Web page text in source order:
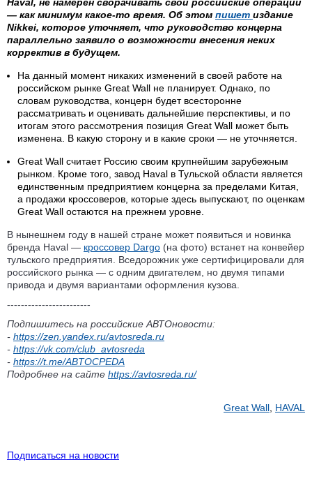
— как минимум какое-то время. Об этом пишет издание
Nikkei, которое уточняет, что руководство концерна
параллельно заявило о возможности внесения неких
корректив в будущем.
На данный момент никаких изменений в своей работе на
российском рынке Great Wall не планирует. Однако, по
словам руководства, концерн будет всесторонне
рассматривать и оценивать дальнейшие перспективы, и по
итогам этого рассмотрения позиция Great Wall может быть
изменена. В какую сторону и в какие сроки — не уточняется.
Great Wall считает Россию своим крупнейшим зарубежным
рынком. Кроме того, завод Haval в Тульской области является
единственным предприятием концерна за пределами Китая,
а продажи кроссоверов, которые здесь выпускают, по оценкам
Great Wall остаются на прежнем уровне.
В нынешнем году в нашей стране может появиться и новинка
бренда Haval — кроссовер Dargo (на фото) встанет на конвейер
тульского предприятия. Вседорожник уже сертифицировали для
российского рынка — с одним двигателем, но двумя типами
привода и двумя вариантами оформления кузова.
------------------------
Подпишитесь на российские АВТОновости:
- https://zen.yandex.ru/avtosreda.ru
- https://vk.com/club_avtosreda
- https://t.me/ABTOCPEDA
Подробнее на сайте https://avtosreda.ru/
Great Wall HAVAL
Подписаться на новости